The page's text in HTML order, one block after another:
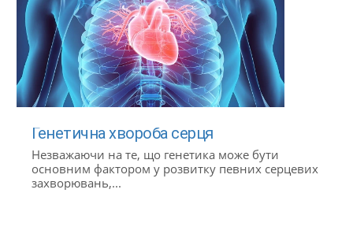
Генетична хвороба серця
Незважаючи на те, що генетика може бути
основним фактором у розвитку певних серцевих
захворювань,...